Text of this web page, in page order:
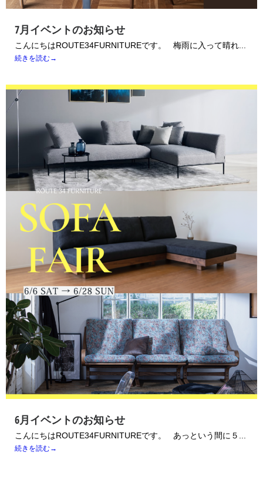
7月イベントのお知らせ
こんにちはROUTE34FURNITUREです。 梅雨に入って晴れ...
続きを読む→
6月イベントのお知らせ
こんにちはROUTE34FURNITUREです。 あっという間に５...
続きを読む→